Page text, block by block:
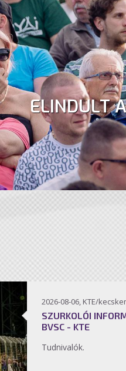
ELINDULT
2026-08-06, KTE/
SZURKOLÓI
BVSC - KTE
Tudnivalók.